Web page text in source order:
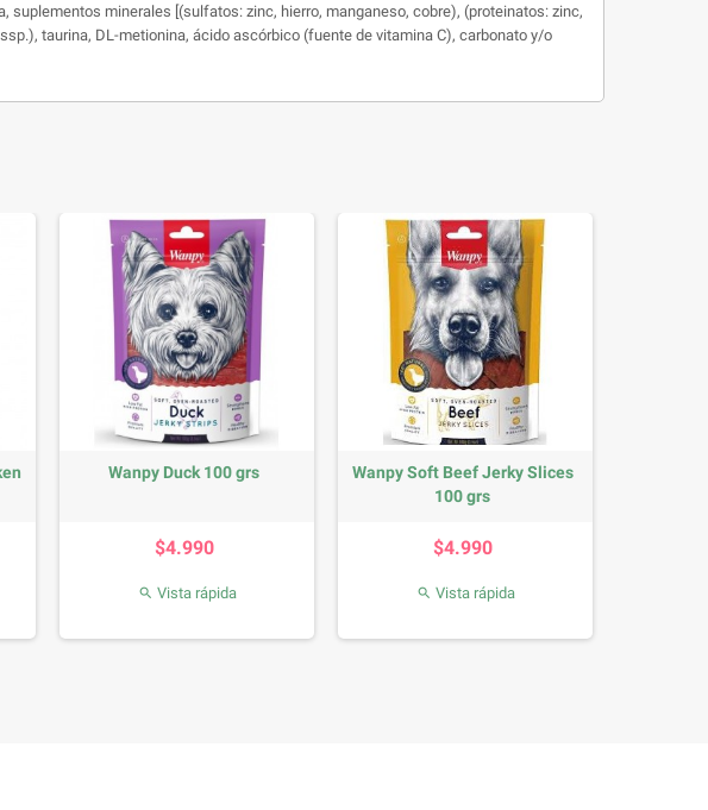
suplementos minerales [(sulfatos: zinc, hierro, manganeso, cobre), (proteinatos: zinc,
taurina, DL-metionina, ácido ascórbico (fuente de vitamina C), carbonato y/o
Wanpy Duck 100 grs
$4.990
 Vista rápida
Wanpy Soft Beef Jerky Slices
100 grs
$4.990
 Vista rápida